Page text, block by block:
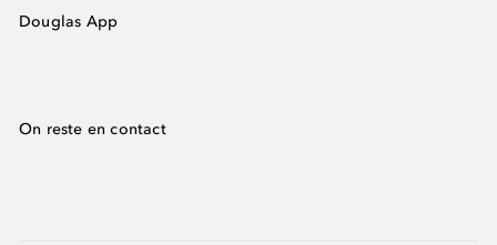
Douglas App
On reste en contact